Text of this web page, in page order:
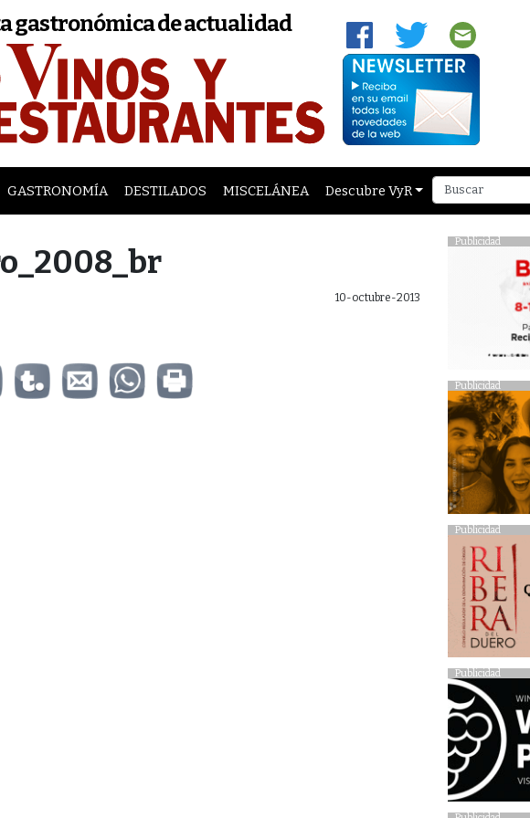
gastronómica de actualidad
GASTRONOMÍA DESTILADOS MISCELÁNEA Descubre VyR
10-octubre-2013
Publicidad
Publicidad
Publicidad
Publicidad